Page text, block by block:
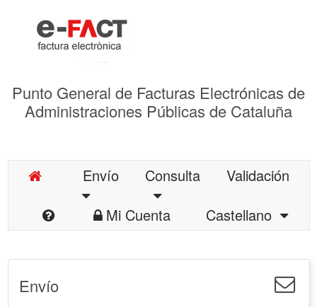
Punto General de Facturas Electrónicas de
Administraciones Públicas de Cataluña
Envío Consulta
Validación
Mi Cuenta
Castellano
Envío